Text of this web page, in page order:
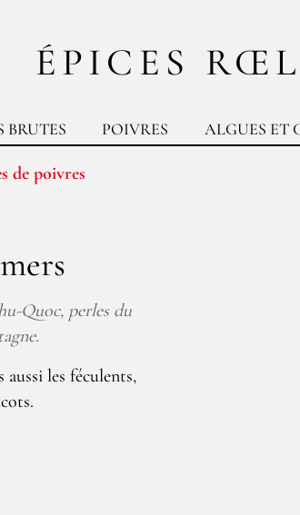
ÉPICES
BRUTES POIVRES ALGUES ET
de poivres
Quoc, perles du
aussi les féculents,